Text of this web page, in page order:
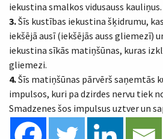
iekustina smalkos vidusauss kauliņus.
3.Šīs kustības iekustina šķidrumu,
iekšējā ausī (iekšējās auss gliemezī)
iekustina sīkās matiņšūnas, kuras
gliemezi.
4.Šīs matiņšūnas pārvērš saņemtās
impulsos, kuri pa dzirdes nervu tiek
Smadzenes šos impulsus uztver un